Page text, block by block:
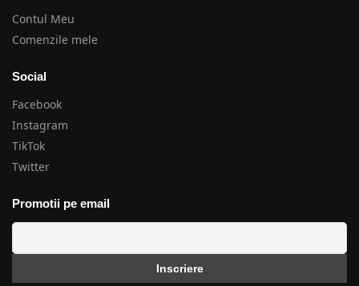
Contul Meu
Comenzile mele
Social
Facebook
Instagram
TikTok
Twitter
Promotii pe email